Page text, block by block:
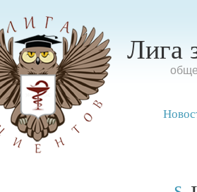
Лига